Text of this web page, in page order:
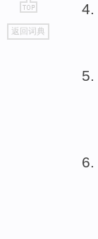
go
top
返回词典